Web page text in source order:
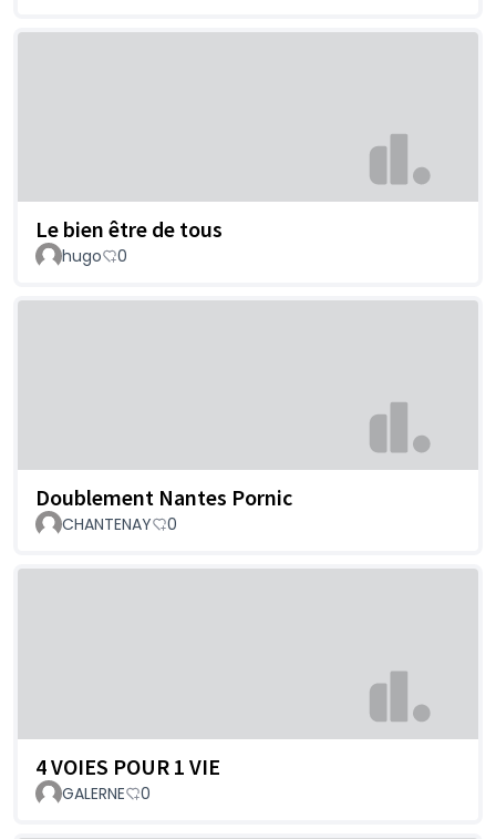
Le bien être de tous
hugo 0
Doublement Nantes Pornic
CHANTENAY 0
4 VOIES POUR 1 VIE
GALERNE 0